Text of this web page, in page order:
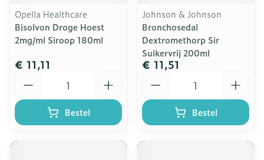
Opella Healthcare
Bisolvon Droge Hoest
2mg/ml Siroop 180ml
€ 11,11
Bestel
Johnson & Johnson
Bronchosedal
Dextromethorp Sir
Suikervrij 200ml
€ 11,51
Bestel